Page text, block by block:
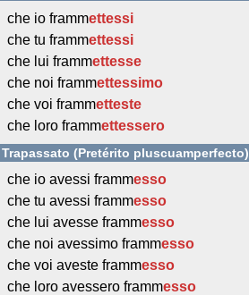
che io frammettessi
che tu frammettessi
che lui frammettesse
che noi frammettessimo
che voi frammetteste
che loro frammettessero
Trapassato (Pretérito pluscuamperfecto)
che io avessi frammesso
che tu avessi frammesso
che lui avesse frammesso
che noi avessimo frammesso
che voi aveste frammesso
che loro avessero frammesso